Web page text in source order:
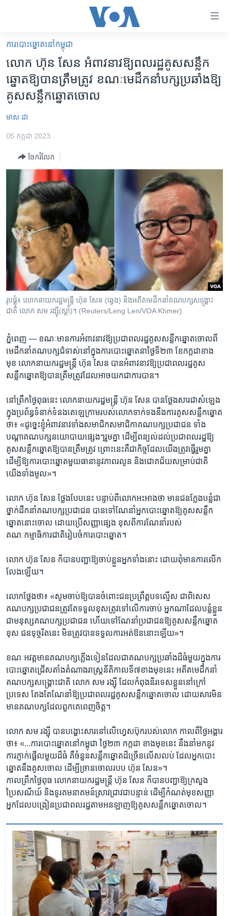
គេហទំព័រ​
ទាក់ទង
និង​
ចូល​
ទំព័រ​
ព័ត៌មាន​​
រំលង​
រចនា
សម្ព័ន្ធ​
និង​
ចូល​
ទៅ​
កាន់​
ទំព័រ​
រក
ព្រឹត្តិការណ៍ព័ត៌មាន
ទូរទស្សន៍ / វីដេអូ​
វិទ្យុ / ផតខាសថ៍
កម្មវិធីទាំងអស់
Khmer English
បណ្តាញ​សង្គម
​ការ​បោះឆ្នោត​​នៅ​កម្ពុជា
លោក ហ៊ុន សែន អំពាវនាវ​ឱ្យ​ពលរដ្ឋ​គូស​សន្លឹក​
ឆ្នោត​ឱ្យ​បាន​ត្រឹម​ត្រូវ ខណៈ​មេដឹកនាំ​បក្ស​ប្រឆាំង​ឱ្យ​
គូស​សន្លឹក​ឆ្នោត​ចោល
មាស​ ដា
05 កក្កដា 2023
ចែករំលែក
រូប​ផ្គុំ៖ លោកនាយករដ្ឋ​មន្ត្រី ហ៊ុន សែន (ឆ្វេង) និងអតីត​មេដឹកនាំ​គណបក្ស​សង្រ្គោះ​
ជាតិ​ លោក សម រង្ស៊ី(ស្តាំ)។ (Reuters/Leng Len/VOA Khmer)
ភ្នំពេញ — ខណៈ​មាន​ការ​អំពាវ​នាវ​ឱ្យប្រជា​ពលរដ្ឋ​គូស​សន្លឹក​ឆ្នោត​ចោល​ពី​
មេដឹកនាំ​គណបក្ស​ជំទាស់​នៅ​ក្នុង​ការ​បោះ​ឆ្នោត​នា​ថ្ងៃ​ទី​២៣ ខែកក្កដា​ខាង​
មុខ លោក​នាយក​រដ្ឋ​មន្ត្រី ហ៊ុន សែន បាន​អំពាវ​នាវ​ឱ្យ​ប្រជា​ពលរដ្ឋ​គូស​
សន្លឹក​ឆ្នោត​ឱ្យ​បាន​ត្រឹម​ត្រូវ​ដែល​អាច​យក​ជា​ការ​បាន។
នៅ​ព្រឹក​ថ្ងៃ​ពុធ​នេះ លោក​នាយក​រដ្ឋ​មន្ត្រី​ ហ៊ុន សែន បាន​ថ្លែង​សារ​ជា​សំឡេង​
ក្នុង​ប្រព័ន្ធ​ទំនាក់​ទំនង​តេឡេក្រាម​របស់​លោក​ទាក់​ទង​នឹង​ការ​គូស​សន្លឹក​ឆ្នោត​
ថា៖ «ដូច្នេះ​ខ្ញុំ​អំពាវ​នាវ​ទាំង​សមាជិក​សមាជិកា​គណ​បក្ស​ប្រជា​ជន​ ទាំង​
បណ្តា​គណបក្ស​នយោបាយ​ផ្សេងៗ​រួម​គ្នា ដើម្បី​ពន្យល់​ដល់​ប្រជា​ពលរដ្ឋ​ឱ្យ​
គូស​សន្លឹក​ឆ្នោត​ឱ្យ​បាន​ត្រឹម​ត្រូវ ព្រោះ​នេះ​គឺ​ជា​កិច្ច​ដែល​យើង​ត្រូវ​ធ្វើ​រួម​គ្នា
ដើម្បី​ឱ្យ​ការ​បោះ​ឆ្នោត​មួយ​ធានា​នូវ​ភាព​រលូន និង​ជោគ​ជ័យ​សម្រាប់​ជាតិ​
យើង​ទាំង​មូល»។
លោក ហ៊ុន សែន ថ្លែង​បែប​នេះ​ បន្ទាប់​ពី​លោក​អះ​អាង​ថា​ មាន​ជន​ក្លែង​បន្លំ​ជា​
ថ្នាក់​ដឹកនាំ​គណបក្ស​ប្រជា​ជន បាន​ទៅ​ណែនាំ​អ្នក​បោះ​ឆ្នោត​ឱ្យ​គូស​សន្លឹក​
ឆ្នោត​នោះ​ចោល ដោយ​ប្រើ​សញ្ញា​ផ្សេង ខុស​ពី​ការ​ណែនាំ​របស់​
គណៈកម្មាធិការ​ជាតិ​រៀប​ចំ​ការ​បោះ​ឆ្នោត។
លោក ហ៊ុន សែន ក៏​បាន​បញ្ជា​ឱ្យ​ចាប់​ខ្លួន​អ្នក​ទាំង​នោះ ដោយ​ពុំ​មាន​ការ​លើក​
លែង​ឡើយ។
លោក​ថ្លែង​ថា៖ «សូម​ចាប់​ឱ្យ​បាន​ចំពោះ​ជន​ប្រព្រឹត្ត​បទ​ល្មើស ជា​ពិសេស​
គណ​បក្ស​ប្រជា​ជន​ត្រូវ​តែ​ទទួល​ខុស​ត្រូវ​ទៅ​លើ​ការ​ចាប់ អ្នក​ណា​ដែល​បន្លំ​ខ្លួន​
ជា​មនុស្ស​គណបក្ស​ប្រជា​ជន​ ហើយ​ទៅ​ណែនាំ​ប្រជា​ជន​ឱ្យ​គូស​សន្លឹក​ឆ្នោត​
ខុស​ ជន​ទុច្ចរិត​នេះ មិន​ត្រូវ​បាន​ទទួល​ការ​អត់​ឱន​នោះ​ឡើយ»។
ខណៈ​អវត្ត​មាន​គណ​បក្ស​ភ្លើងទៀន​ដែល​ជា​គណបក្ស​ប្រឆាំង​ដ៏​ធំ​មួយ​ក្នុង​ការ​
បោះ​ឆ្នោត​ជ្រើស​តាំង​តំណាងរាស្រ្ត​នីតិកាល​ទី​៧ខាង​មុខ​នេះ​ អតីត​មេដឹកនាំ​
គណបក្ស​សង្រ្គោះ​ជាតិ​ លោក សម រង្ស៊ី ដែល​កំពុង​និរទេស​ខ្លួន​នៅ​ក្រៅ​
ប្រទេស តែង​តែណែនាំ​ឱ្យ​ប្រជា​ពលរដ្ឋ​គូស​សន្លឹក​ឆ្នោត​ចោល ដោយ​សារ​មិន​
មាន​គណ​បក្ស​ដែល​ពួក​គេ​ពេញ​ចិត្ត។
លោក សម រង្ស៊ី បាន​បង្ហោះ​សារ​នៅ​លើ​ហ្វេសប៊ុក​របស់​លោក កាល​ពី​ថ្ងៃ​អង្គារ​
ថា៖ «...ការ​បោះ​ឆ្នោត​នៅ​កម្ពុជា ថ្ងៃ​២៣ កក្កដា ខាង​មុខ​នេះ នឹង​នាំ​មក​នូវ​
ការ​ភ្ញាក់​ផ្អើល​មួយ​ដ៏​ធំ គឺ​ចំនួន​សន្លឹក​ឆ្នោត​ដ៏​ច្រើន​លើស​លប់ ដែល​អ្នក​បោះ​
ឆ្នោត​នឹង​គូស​ចោល ដើម្បី​ច្រាន​ចោល​របប ហ៊ុន សែន​»។
កាល​ព្រឹក​ថ្ងៃ​ពុធ លោក​នាយក​រដ្ឋ​មន្រ្តី​ ហ៊ុន សែន ក៏​បាន​បញ្ជា​ឱ្យ​ក្រសួង​
ប្រៃសណីយ៍ និង​ទូរគមនាគមន៍​ស្រាវ​ជ្រាវ​ជា​បន្ទាន់ ដើម្បី​កំណត់​មុខ​សញ្ញា​
អ្នក​ដែល​បង្រៀន​ប្រជាពលរដ្ឋ​តាម​អនឡាញ​ឱ្យ​គូស​សន្លឹក​ឆ្នោត​ចោល។